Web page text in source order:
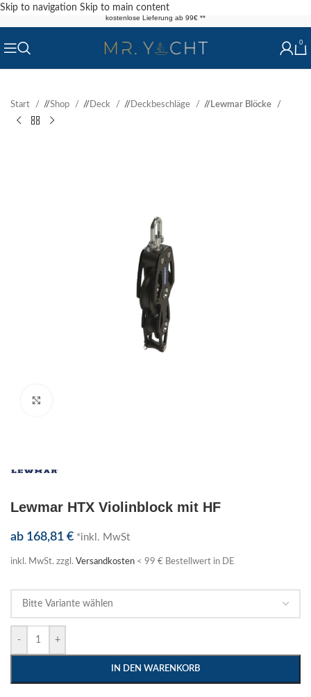
Skip to navigation Skip to main content
kostenlose Lieferung ab 99€ **
0
Start / Shop / Deck / Deckbeschläge / Lewmar Blöcke
Lewmar HTX Violinblock mit HF
ab 168,81 € *inkl. MwSt
inkl. MwSt. zzgl. Versandkosten < 99 € Bestellwert in DE
- +
IN DEN WARENKORB